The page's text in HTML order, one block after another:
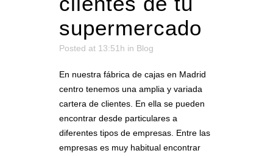
supermercado
Posted at 13:51h in Blog
En nuestra fábrica de cajas en Madrid
centro tenemos una amplia y variada
cartera de clientes. En ella se pueden
encontrar desde particulares a
diferentes tipos de empresas. Entre las
empresas es muy habitual encontrar